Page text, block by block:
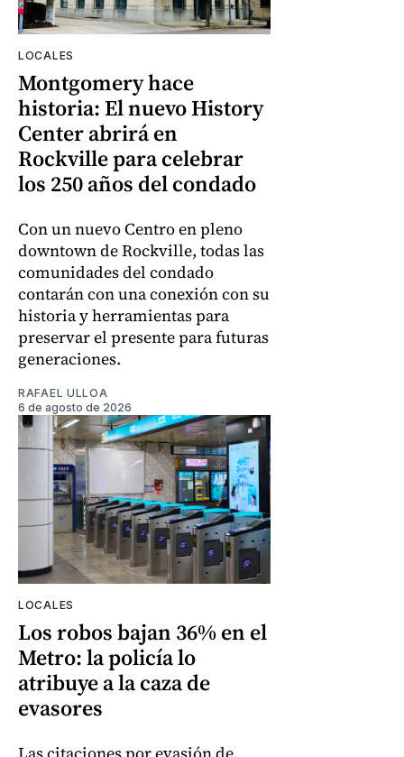
LOCALES
Montgomery hace
historia: El nuevo History
Center abrirá en
Rockville para celebrar
los 250 años del condado
Con un nuevo Centro en pleno
downtown de Rockville, todas las
comunidades del condado
contarán con una conexión con su
historia y herramientas para
preservar el presente para futuras
generaciones.
RAFAEL ULLOA
6 de agosto de 2026
LOCALES
Los robos bajan 36% en el
Metro: la policía lo
atribuye a la caza de
evasores